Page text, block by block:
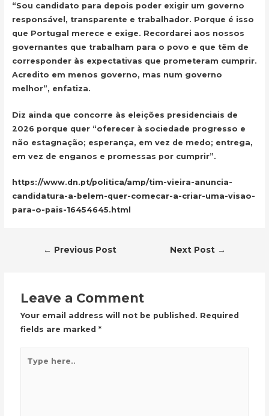
“Sou candidato para depois poder exigir um governo
responsável, transparente e trabalhador. Porque é isso
que Portugal merece e exige. Recordarei aos nossos
governantes que trabalham para o povo e que têm de
corresponder às expectativas que prometeram cumprir.
Acredito em menos governo, mas num governo
melhor”, enfatiza.
Diz ainda que concorre às eleições presidenciais de
2026 porque quer “oferecer à sociedade progresso e
não estagnação; esperança, em vez de medo; entrega,
em vez de enganos e promessas por cumprir”.
https://www.dn.pt/politica/amp/tim-vieira-anuncia-
candidatura-a-belem-quer-comecar-a-criar-uma-visao-
para-o-pais-16454645.html
Post
← Previous Post Next Post →
Leave a Comment
Your email address will not be published. Required
fields are marked*
here..